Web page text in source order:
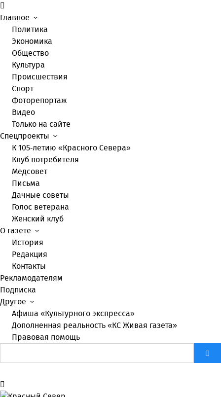
Главное
Политика
Экономика
Общество
Культура
Происшествия
Спорт
Фоторепортаж
Видео
Только на сайте
Спецпроекты
К 105-летию «Красного Севера»
Клуб потребителя
Медсовет
Письма
Дачные советы
Голос ветерана
Женский клуб
О газете
История
Редакция
Контакты
Рекламодателям
Подписка
Другое
Афиша «Культурного экспресса»
Дополненная реальность «КС Живая газета»
Правовая помощь